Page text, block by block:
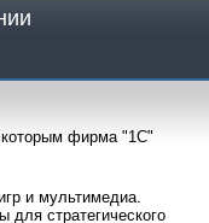
которым фирма "1С"
и мультимедиа.
стратегического